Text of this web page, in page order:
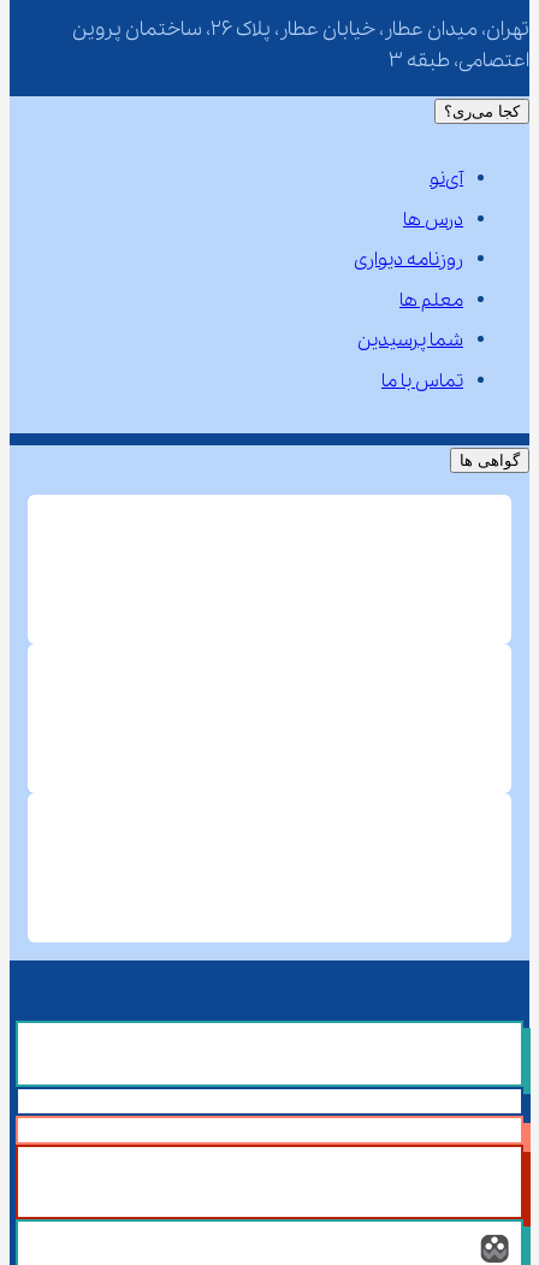
تهران، میدان عطار، خیابان عطار، پلاک 26، ساختمان پروین
اعتصامی، طبقه 3
کجا می‌ری؟
آی‌نو
درس ها
روزنامه دیواری
معلم ها
شما پرسیدین
تماس با ما
گواهی ها